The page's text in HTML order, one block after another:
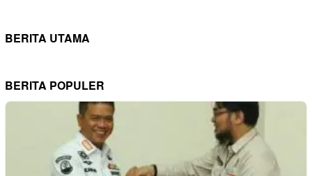
BERITA UTAMA
BERITA POPULER